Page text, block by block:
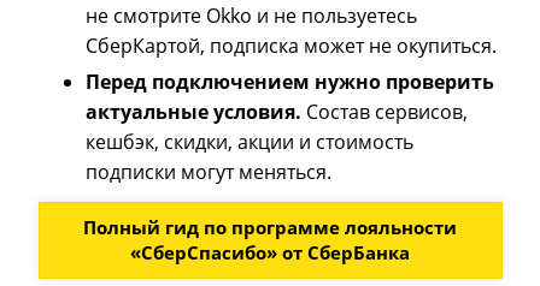
не смотрите Okko и не пользуетесь
СберКартой, подписка может не окупиться.
Перед подключением нужно проверить
актуальные условия. Состав сервисов,
кешбэк, скидки, акции и стоимость
подписки могут меняться.
Полный гид по программе лояльности
«СберСпасибо» от СберБанка